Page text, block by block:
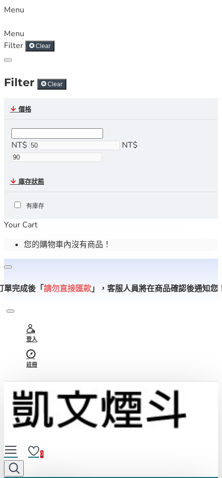
Menu
Menu
Filter
Clear
Filter Clear
價格
NT$ NT$
庫存狀態
有庫存
Your Cart
您的購物車內沒有商品！
單完成後「請勿直接匯款 」， 客服人員將在商品確認後通知您
登入
註冊
0